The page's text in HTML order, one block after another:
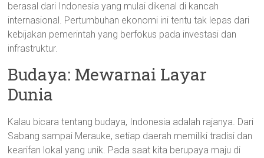
berasal dari Indonesia yang mulai dikenal di kancah
internasional. Pertumbuhan ekonomi ini tentu tak lepas dari
kebijakan pemerintah yang berfokus pada investasi dan
infrastruktur.
Budaya: Mewarnai Layar
Dunia
Kalau bicara tentang budaya, Indonesia adalah rajanya. Dari
Sabang sampai Merauke, setiap daerah memiliki tradisi dan
kearifan lokal yang unik. Pada saat kita berupaya maju di